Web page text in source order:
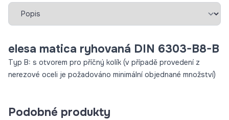
Vybrať záložku
elesa matica ryhovaná DIN 6303-B8-B
Typ B: s otvorem pro příčný kolík (v případě provedení z
nerezové oceli je požadováno minimální objednané množství)
Podobné produkty